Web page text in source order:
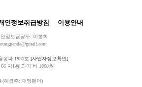
인정보취급방침 이용안내
정보담당자: 이봉희
송파-1930호 [사업자정보확인]
지1층 와이 비 1060호
(예금주: 대영팬더)